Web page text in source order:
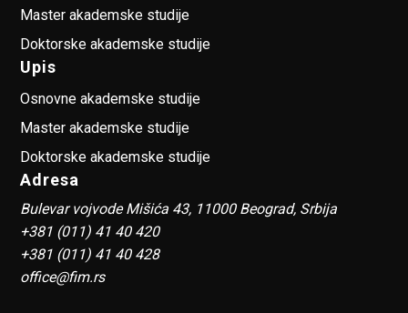
Master akademske studije
Doktorske akademske studije
Upis
Osnovne akademske studije
Master akademske studije
Doktorske akademske studije
Adresa
Bulevar vojvode Mišića 43, 11000 Beograd, Srbija
+381 (011) 41 40 420
+381 (011) 41 40 428
office@fim.rs